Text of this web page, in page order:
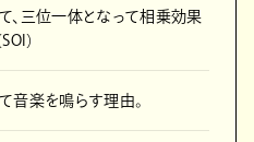
、三位一体となって相乗効果
）
音楽を鳴らす理由。